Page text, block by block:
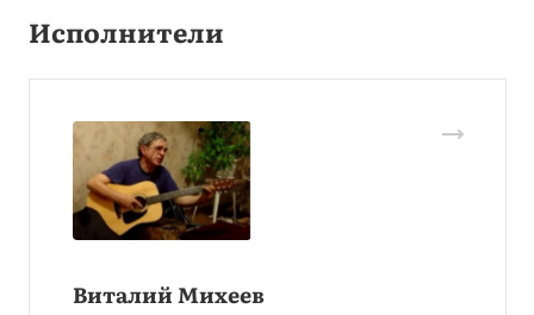
Исполнители
Виталий Михеев